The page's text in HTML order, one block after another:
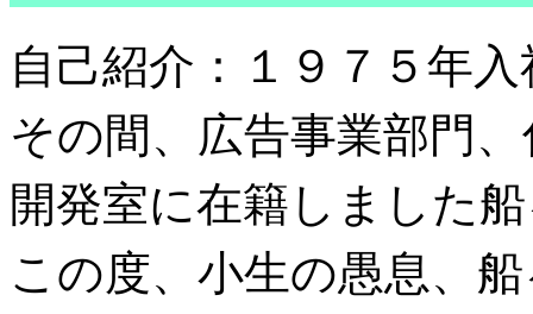
自己紹介：１９７５年
その間、広告事業部門
開発室に在籍しました
この度、小生の愚息、